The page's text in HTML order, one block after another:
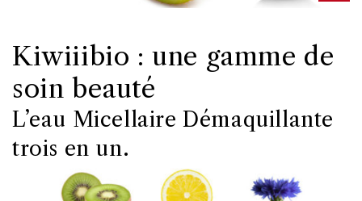
Kiwiiibio : une gamme de
soin beauté
L’eau Micellaire Démaquillante
trois en un.